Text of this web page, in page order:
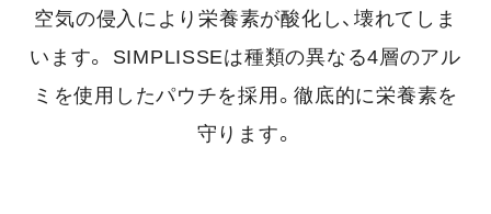
空気の侵入により栄養素が酸化し、壊れてしま
います。
SIMPLISSEは種類の異なる4層のアル
ミを使用したパウチを採用。徹底的に栄養素を
守ります。